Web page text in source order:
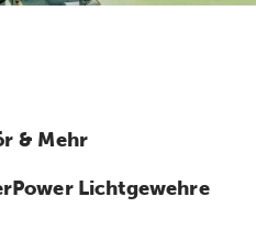
& Mehr
Lichtgewehre